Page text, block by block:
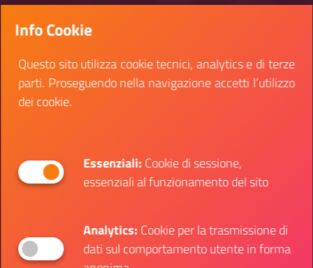
Info Cookie
Questo sito utilizza cookie tecnici, analytics e di terze
parti. Proseguendo nella navigazione accetti l’utilizzo
dei cookie.
Essenziali:Cookie di sessione,
essenziali al funzionamento del sito
Analytics:Cookie per la trasmissione di
dati sul comportamento utente in forma